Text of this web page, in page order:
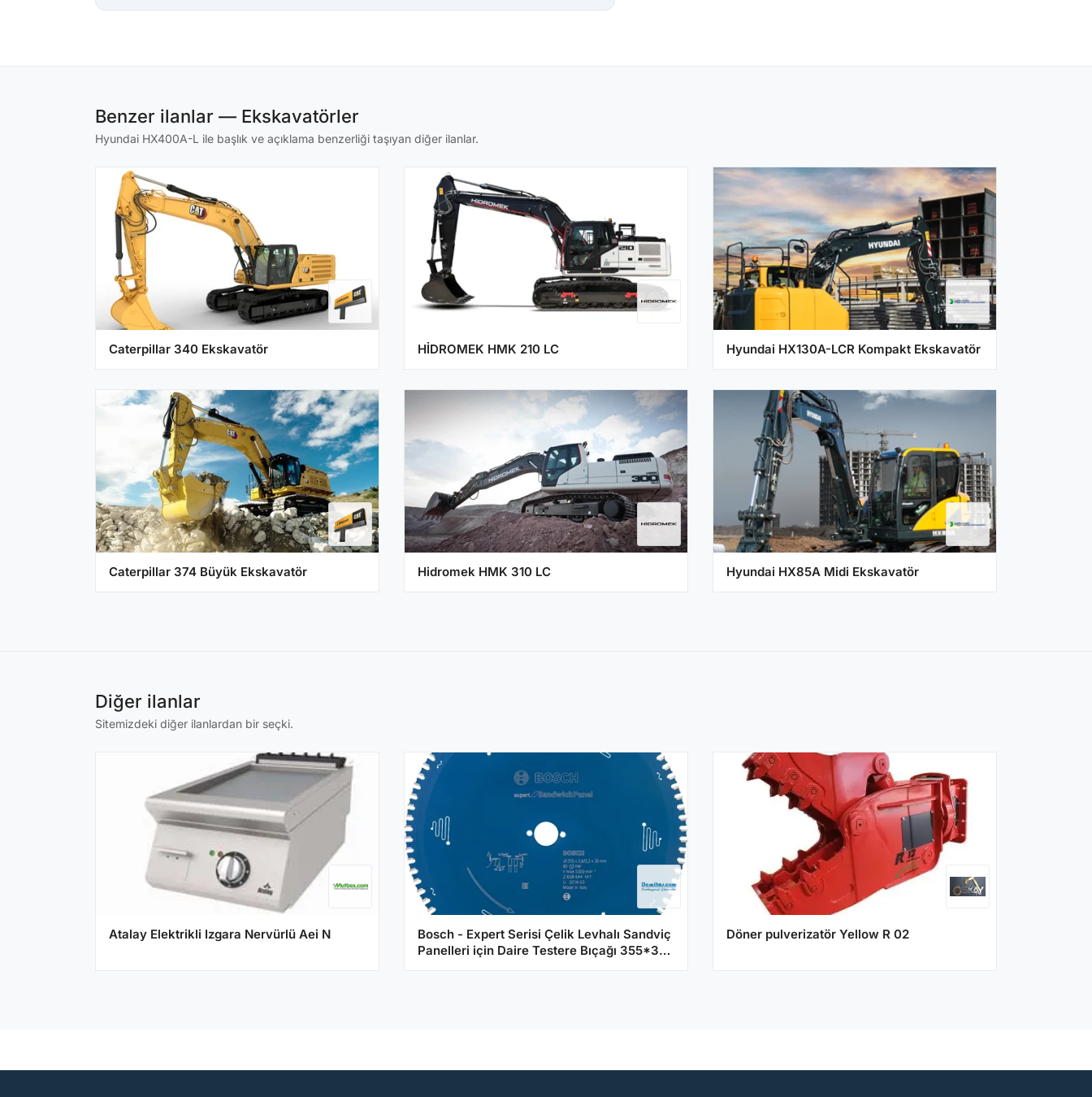
Benzer ilanlar — Ekskavatörler
Hyundai HX400A-L ile başlık ve açıklama benzerliği taşıyan diğer ilanlar.
Caterpillar 340 Ekskavatör HİDROMEK HMK 210 LC Hyundai HX130A-LCR Kompakt Ekskavatör
Caterpillar 374 Büyük Ekskavatör Hidromek HMK 310 LC Hyundai HX85A Midi Ekskavatör
Diğer ilanlar
Sitemizdeki diğer ilanlardan bir seçki.
Atalay Elektrikli Izgara Nervürlü Aei N
Bosch - Expert Serisi Çelik Levhalı Sandviç
Panelleri için Daire Testere Bıçağı 355*30
Döner pulverizatör Yellow R 02